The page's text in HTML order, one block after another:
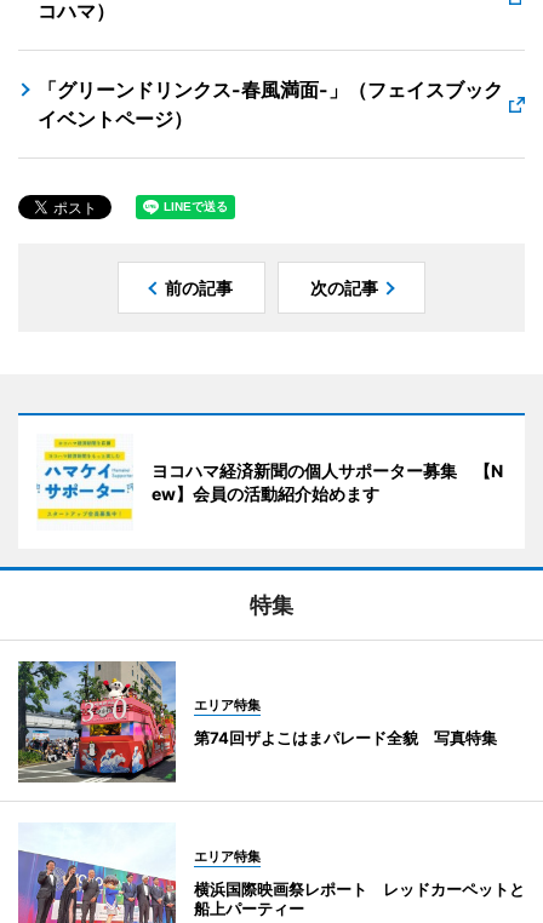
コハマ）
「グリーンドリンクス-春風満面-」（フェイスブック
イベントページ）
前の記事 次の記事
ヨコハマ経済新聞の個人サポーター募集 【N
ew】会員の活動紹介始めます
特集
エリア特集
第74回ザよこはまパレード全貌 写真特集
エリア特集
横浜国際映画祭レポート レッドカーペットと
船上パーティー